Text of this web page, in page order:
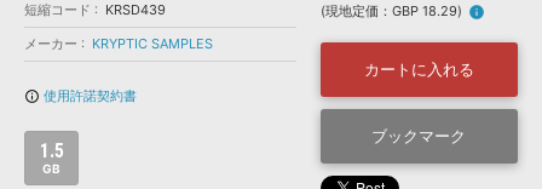
BGM »
次世代型 ボーカル・エディタ
APS 映像のBGM・セリフを音声分離
短縮コード
KRSD439
メーカー
KRYPTIC SAMPLES
info_outline 使用許諾契約書
1.5
GB
(現地定価：GBP 18.29) info
カートに入れる
ブックマーク